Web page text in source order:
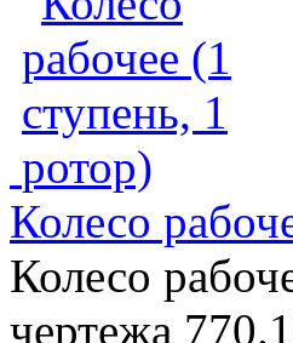
Колесо
Колесо
чертежа